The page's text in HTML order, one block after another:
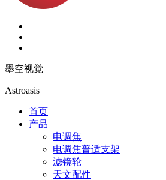
墨空视觉
Astroasis
首页
产品
电调焦
电调焦普适支架
滤镜轮
天文配件